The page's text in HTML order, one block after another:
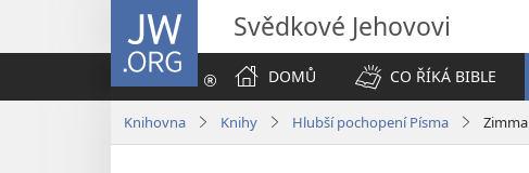
JW.ORG Svědkové Jehovovi
DOMŮ
CO ŘÍKÁ BIBLE
Knihovna Knihy Hlubší pochopení Písma Zimma